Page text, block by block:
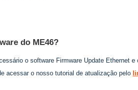
do ME46?
o software Firmware Update Ethernet
acessar o nosso tutorial de atualização pelo